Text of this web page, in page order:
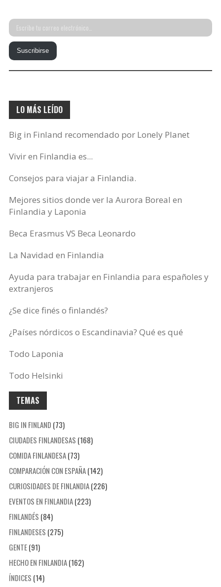
Escribe
tu
correo
electrónico…
Suscribirse
LO MÁS LEÍDO
Big in Finland recomendado por Lonely Planet
Vivir en Finlandia es...
Consejos para viajar a Finlandia.
Mejores sitios donde ver la Aurora Boreal en
Finlandia y Laponia
Beca Erasmus VS Beca Leonardo
La Navidad en Finlandia
Ayuda para trabajar en Finlandia para españoles y
extranjeros
¿Se dice finés o finlandés?
¿Países nórdicos o Escandinavia? Qué es qué
Todo Laponia
Todo Helsinki
TEMAS
BIG IN FINLAND (73)
CIUDADES FINLANDESAS (168)
COMIDA FINLANDESA(73)
COMPARACIÓN CON ESPAÑA(142)
CURIOSIDADES DE FINLANDIA(226)
EVENTOS EN FINLANDIA(223)
FINLANDÉS (84)
FINLANDESES (275)
GENTE(91)
HECHO EN FINLANDIA(162)
ÍNDICES (14)